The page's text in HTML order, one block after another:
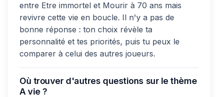
entre Etre immortel et Mourir à 70 ans mais
revivre cette vie en boucle. Il n'y a pas de
bonne réponse : ton choix révèle ta
personnalité et tes priorités, puis tu peux le
comparer à celui des autres joueurs.
Où trouver d'autres questions sur le thème
A vie ?